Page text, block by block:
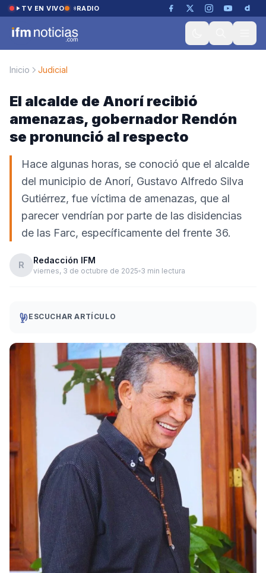
Saltar al contenido
TV EN VIVO RADIO
Inicio Judicial
El alcalde de Anorí recibió
amenazas, gobernador Rendón
se pronunció al respecto
Hace algunas horas, se conoció que el alcalde
del municipio de Anorí, Gustavo Alfredo Silva
Gutiérrez, fue víctima de amenazas, que al
parecer vendrían por parte de las disidencias
de las Farc, específicamente del frente 36.
R Redacción IFM
viernes, 3 de octubre de 2025 3 min lectura
ESCUCHAR ARTÍCULO